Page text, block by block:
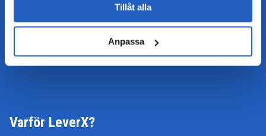
Tillåt alla
Anpassa
LÄKEMEDEL OCH LIFE SCIENCE
Varför LeverX?